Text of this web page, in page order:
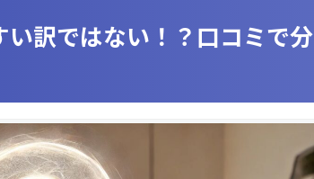
訳ではない！？口コミで分